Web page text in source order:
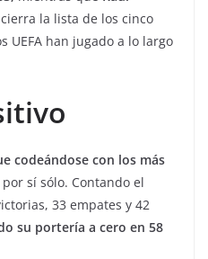
cierra la lista de los cinco
UEFA han jugado a lo largo
codeándose con los más
sí sólo. Contando el
33 empates y 42
su portería a cero en 58